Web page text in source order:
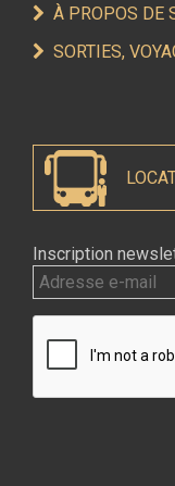
À PROPOS DE
SORTIES,
Inscription